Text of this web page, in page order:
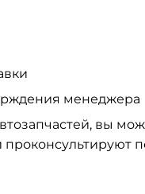
менеджера
вы